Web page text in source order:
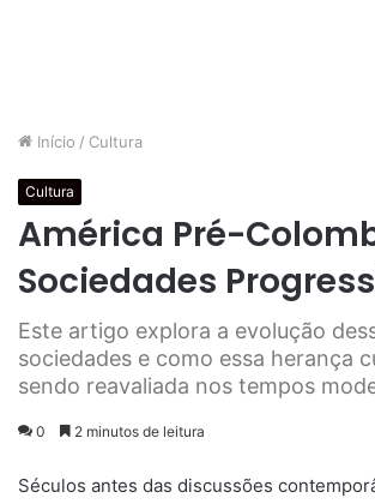
Início / Cultura
Cultura
América Pré-
Sociedades
Este artigo explora a evolução
sociedades e como essa herança
sendo reavaliada nos tempos
0 2 minutos de leitura
Séculos antes das discussões